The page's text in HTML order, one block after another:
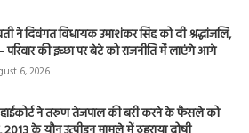
ने दिवंगत विधायक उमाशंकर सिंह को दी श्रद्धांजलि,
की इच्छा पर बेटे को राजनीति में लाएंगे आगे
6, 2026
ने तरुण तेजपाल की बरी करने के फैसले को